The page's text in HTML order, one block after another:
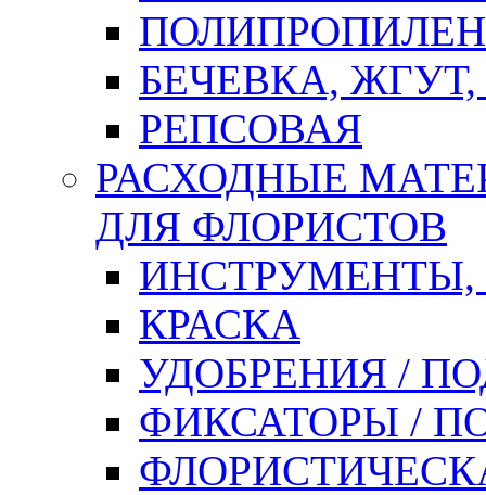
БЕЧЕВКА,
РЕПСОВАЯ
РАСХОДНЫЕ
ДЛЯ ФЛОРИСТОВ
ИНСТРУМЕНТЫ,
КРАСКА
УДОБРЕНИЯ /
ФИКСАТОРЫ /